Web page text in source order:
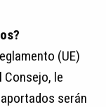
(UE)
Consejo, le
serán